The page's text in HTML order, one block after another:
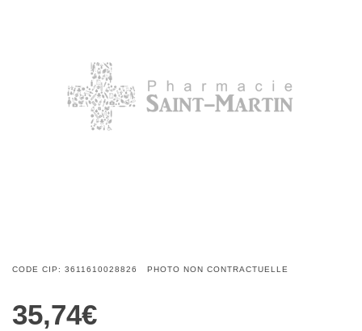
CODE CIP: 3611610028826 PHOTO NON CONTRACTUELLE
35,74€